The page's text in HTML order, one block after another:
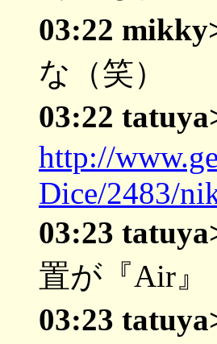
03:22
な（笑）
03:22
http://
Dice/2483/
03:23
置が『Air』
03:23